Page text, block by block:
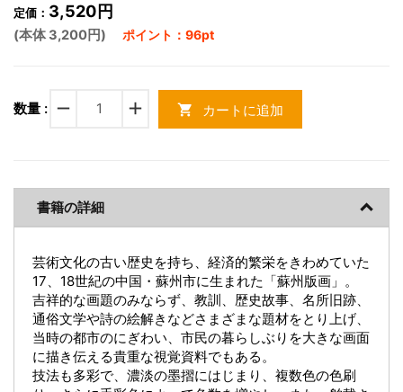
定価： 3,520円
(本体 3,200円) ポイント：96pt
数量 : remove add shopping_cart カートに追加
書籍の詳細
芸術文化の古い歴史を持ち、経済的繁栄をきわめていた
17、18世紀の中国・蘇州市に生まれた「蘇州版画」。
吉祥的な画題のみならず、教訓、歴史故事、名所旧跡、
通俗文学や詩の絵解きなどさまざまな題材をとり上げ、
当時の都市のにぎわい、市民の暮らしぶりを大きな画面
に描き伝える貴重な視覚資料でもある。
技法も多彩で、濃淡の墨摺にはじまり、複数色の色刷